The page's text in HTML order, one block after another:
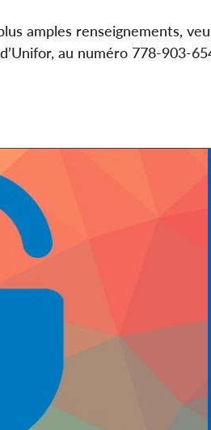
amples renseignements,
au numéro